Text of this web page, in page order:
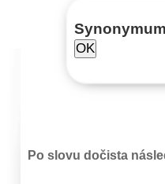
Po slovu dočista